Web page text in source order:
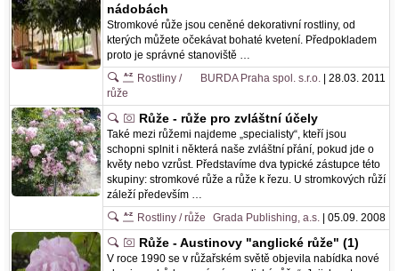
nádobách
Stromkové růže jsou ceněné dekorativní rostliny, od
kterých můžete očekávat bohaté kvetení. Předpokladem
proto je správné stanoviště …
BURDA Praha spol. s.r.o. | 28.03. 2011
Rostliny /
růže
Růže - růže pro zvláštní účely
Také mezi růžemi najdeme „specialisty“, kteří jsou
schopni splnit i některá naše zvláštní přání, pokud jde o
květy nebo vzrůst. Představíme dva typické zástupce této
skupiny: stromkové růže a růže k řezu. U stromkových růží
záleží především …
Grada Publishing, a.s. | 05.09. 2008
Rostliny / růže
Růže - Austinovy "anglické růže" (1)
V roce 1990 se v růžařském světě objevila nabídka nové